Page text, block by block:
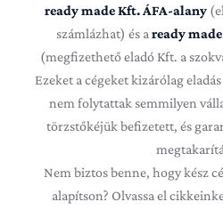
ready made Kft. ÁFA-alany
számlázhat) és a ready
(megfizethető eladó Kft. a
Ezeket a cégeket kizárólag
nem folytattak semmilyen
törzstőkéjük befizetett, és
Nem biztos benne, hogy kész
alapítson? Olvassa el